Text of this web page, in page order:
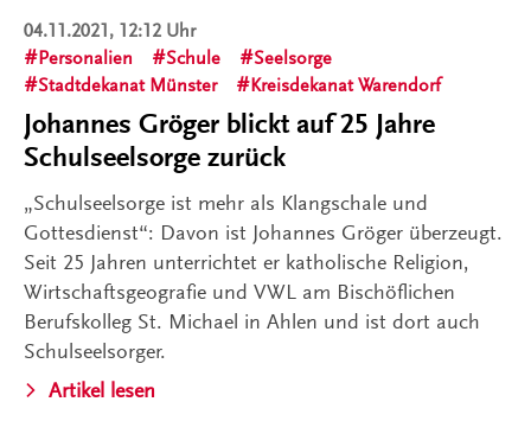
04.11.2021, 12:12 Uhr
Personalien
Schule
Seelsorge
Stadtdekanat Münster
Kreisdekanat Warendorf
Johannes Gröger blickt auf 25 Jahre
Schulseelsorge zurück
„Schulseelsorge ist mehr als Klangschale und
Gottesdienst“: Davon ist Johannes Gröger überzeugt.
Seit 25 Jahren unterrichtet er katholische Religion,
Wirtschaftsgeografie und VWL am Bischöflichen
Berufskolleg St. Michael in Ahlen und ist dort auch
Schulseelsorger.
Artikel lesen